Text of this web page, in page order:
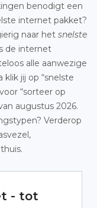
benodigt een
internet pakket?
naar het snelste
de internet
alle aanwezige
jij op “snelste
“sorteer op
augustus 2026.
Verderop
- tot